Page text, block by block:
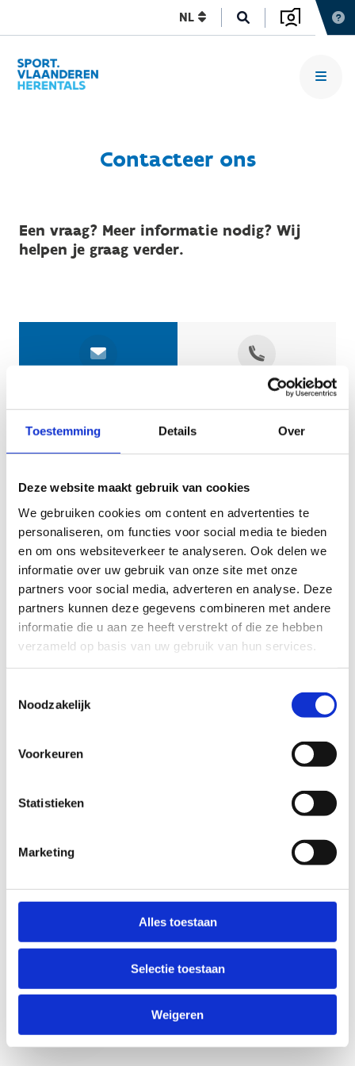
Toestemming Details Over
Deze website maakt gebruik van cookies
We gebruiken cookies om content en advertenties te
personaliseren, om functies voor social media te bieden
en om ons websiteverkeer te analyseren. Ook delen we
informatie over uw gebruik van onze site met onze
partners voor social media, adverteren en analyse. Deze
partners kunnen deze gegevens combineren met andere
informatie die u aan ze heeft verstrekt of die ze hebben
verzameld op basis van uw gebruik van hun services.
Noodzakelijk
Voorkeuren
Statistieken
Marketing
Alles toestaan
Selectie toestaan
Weigeren
NL
Contacteer ons
Een vraag? Meer informatie nodig? Wij
helpen je graag verder.
Geef aan tot welk domein jouw vraag behoort
KIES EEN DOMEIN
Jouw vraag
Anti-Robot Verification
Click to start verification
Verzend